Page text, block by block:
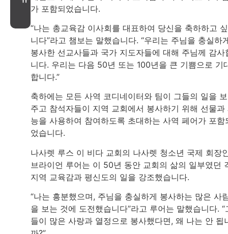
가 포함되었습니다.
“나는 총교육감 이사회를 대표하여 당신을 축하하고
니다”라고 챔보는 말했습니다. “우리는 주님을 충실하
봉사한 선교사들과 국가 지도자들에 대해 주님께 감사
니다. 우리는 다음 50년 또는 100년을 큰 기쁨으로 기
합니다.”
축하에는 모든 사역 코디네이터와 팀이 그들의 일을
주고 참석자들이 지역 교회에서 봉사하기 위해 선물과
능을 사용하여 참여하도록 초대하는 사역 페어가 포함
었습니다.
나사렛 루스 이 비다 교회의 나사렛 청소년 국제 회장
브라이언 루어는 이 50년 동안 교회의 삶의 일부였던
지역 교육감과 평신도의 일을 강조했습니다.
“나는 흥분했으며, 주님을 충실하게 봉사하는 많은 사
을 보는 것에 도전했습니다”라고 루어는 말했습니다. “
들이 많은 사랑과 열정으로 봉사했다면, 왜 나는 안 됩